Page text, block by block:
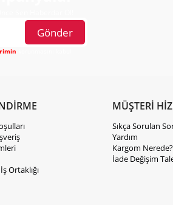
Gönder
Ortaklığı
MÜŞTERİ
Sıkça Sorulan
Yardım
Kargom Nerede?
İade Değişim